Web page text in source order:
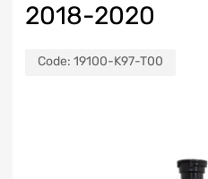
2018-2020
Code: 19100-K97-T00